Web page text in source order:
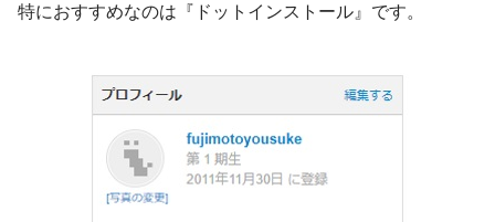
特におすすめなのは『ドットインストール』です。